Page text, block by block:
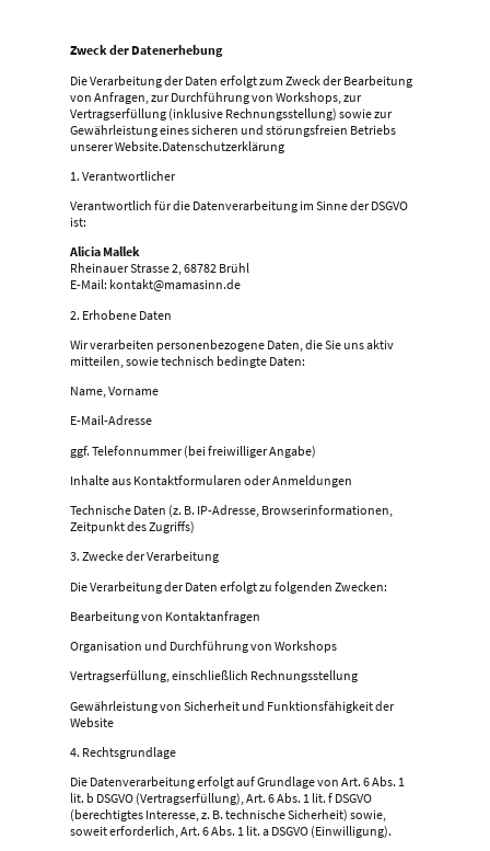
Zweck der Datenerhebung
Die Verarbeitung der Daten erfolgt zum Zweck der Bearbeitung
von Anfragen, zur Durchführung von Workshops, zur
Vertragserfüllung (inklusive Rechnungsstellung) sowie zur
Gewährleistung eines sicheren und störungsfreien Betriebs
unserer Website.Datenschutzerklärung
1. Verantwortlicher
Verantwortlich für die Datenverarbeitung im Sinne der DSGVO
ist:
Alicia Mallek
Rheinauer Strasse 2, 68782 Brühl
E-Mail: kontakt@mamasinn.de
2. Erhobene Daten
Wir verarbeiten personenbezogene Daten, die Sie uns aktiv
mitteilen, sowie technisch bedingte Daten:
Name, Vorname
E-Mail-Adresse
ggf. Telefonnummer (bei freiwilliger Angabe)
Inhalte aus Kontaktformularen oder Anmeldungen
Technische Daten (z. B. IP-Adresse, Browserinformationen,
Zeitpunkt des Zugriffs)
3. Zwecke der Verarbeitung
Die Verarbeitung der Daten erfolgt zu folgenden Zwecken:
Bearbeitung von Kontaktanfragen
Organisation und Durchführung von Workshops
Vertragserfüllung, einschließlich Rechnungsstellung
Gewährleistung von Sicherheit und Funktionsfähigkeit der
Website
4. Rechtsgrundlage
Die Datenverarbeitung erfolgt auf Grundlage von Art. 6 Abs. 1
lit. b DSGVO (Vertragserfüllung), Art. 6 Abs. 1 lit. f DSGVO
(berechtigtes Interesse, z. B. technische Sicherheit) sowie,
soweit erforderlich, Art. 6 Abs. 1 lit. a DSGVO (Einwilligung).